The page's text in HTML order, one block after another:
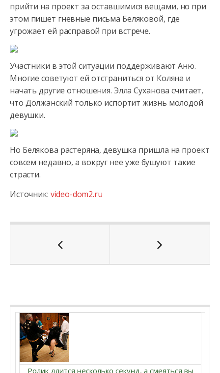
прийти на проект за оставшимися вещами, но при
этом пишет гневные письма Беляковой, где
угрожает ей расправой при встрече.
Участники в этой ситуации поддерживают Аню.
Многие советуют ей отстраниться от Коляна и
начать другие отношения. Элла Суханова считает,
что Должанский только испортит жизнь молодой
девушки.
Но Белякова растеряна, девушка пришла на проект
совсем недавно, а вокруг нее уже бушуют такие
страсти.
Источник: video-dom2.ru
Ролик длится несколько секунд, а смеяться вы